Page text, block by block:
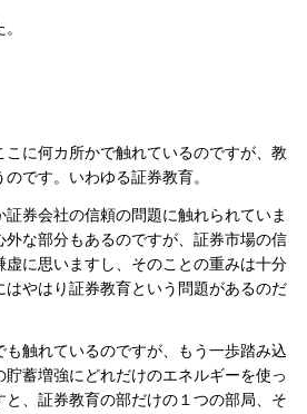
こに何カ所かで触れているのですが、教
です。いわゆる証券教育。
証券会社の信頼の問題に触れられていま
外な部分もあるのですが、証券市場の信
虚に思いますし、そのことの重みは十分
はやはり証券教育という問題があるのだ
も触れているのですが、もう一歩踏み込
貯蓄増強にどれだけのエネルギーを使っ
、証券教育の部だけの１つの部局、そ